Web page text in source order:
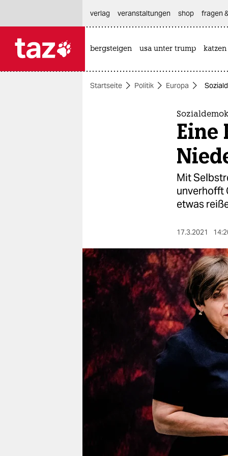
themen
nord
wahrheit
verlag
shop
fragen & hilfe
unterstützen
verlag
veranstaltungen shop fragen
bergsteigen usa unter trump katzen
Startseite Politik Europa
Eine
Mit
unverhofft
etwas
17.3.2021